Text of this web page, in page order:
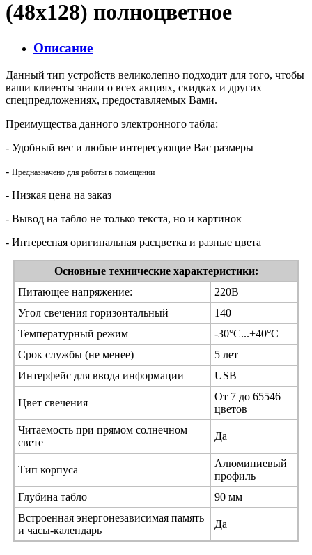
(48x128) полноцветное
Описание
Данный тип устройств великолепно подходит для того, чтобы
ваши клиенты знали о всех акциях, скидках и других
спецпредложениях, предоставляемых Вами.
Преимущества данного электронного табла:
- Удобный вес и любые интересующие Вас размеры
- Предназначено для работы в помещении
- Низкая цена на заказ
- Вывод на табло не только текста, но и картинок
- Интересная оригинальная расцветка и разные цвета
Основные технические характеристики:
Питающее напряжение:
220В
Угол свечения горизонтальный
140
Температурный режим
-30°С...+40°С
Срок службы (не менее)
5 лет
Интерфейс для ввода информации
USB
Цвет свечения
От 7 до 65546
цветов
Читаемость при прямом солнечном
свете
Да
Тип корпуса
Алюминиевый
профиль
Глубина табло
90 мм
Встроенная энергонезависимая память
и часы-календарь
Да